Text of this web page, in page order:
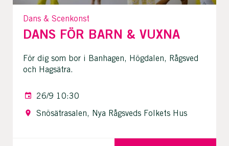
Dans & Scenkonst
DANS FÖR BARN & VUXNA
För dig som bor i Banhagen, Högdalen, Rågsved
och Hagsätra.
26/9 10:30
Snösätrasalen, Nya Rågsveds Folkets Hus